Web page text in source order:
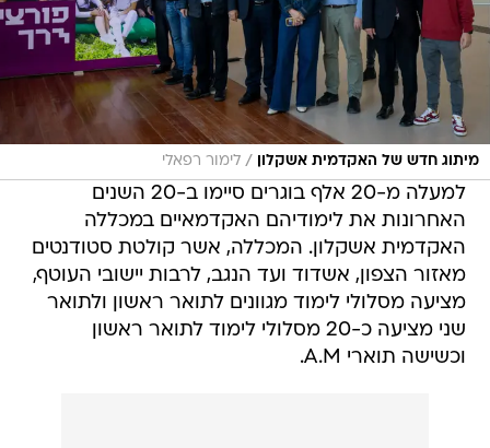
מיתוג חדש של האקדמית אשקלון / לימור רפאלי
למעלה מ-20 אלף בוגרים סיימו ב-20 השנים
האחרונות את לימודיהם האקדמאיים במכללה
האקדמית אשקלון. המכללה, אשר קולטת סטודנטים
מאזור הצפון, אשדוד ועד הנגב, לרבות יישובי העוטף,
מציעה מסלולי לימוד מגוונים לתואר ראשון ולתואר
שני מציעה כ-20 מסלולי לימוד לתואר ראשון
וכשישה תוארי A.M.